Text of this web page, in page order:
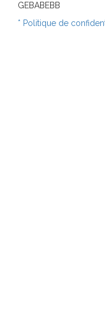
GEBABEBB
* Politique de